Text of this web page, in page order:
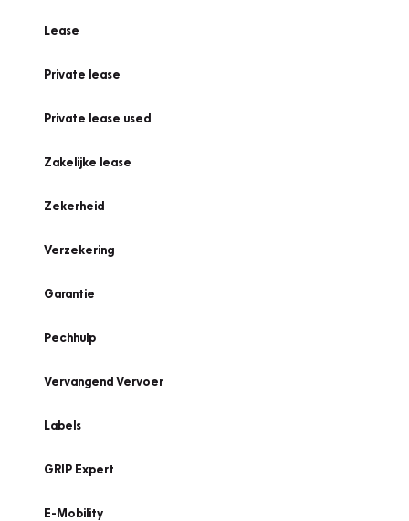
Lease
Private lease
Private lease used
Zakelijke lease
Zekerheid
Verzekering
Garantie
Pechhulp
Vervangend Vervoer
Labels
GRIP Expert
E-Mobility